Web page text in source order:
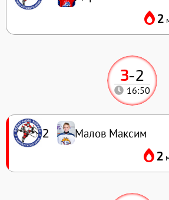
3-2
16:50
2 Малов Максим
2
2